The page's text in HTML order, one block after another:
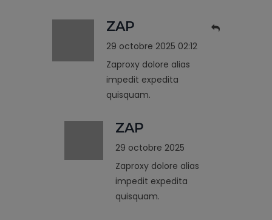
ZAP
29 octobre 2025 02:12
Zaproxy dolore alias
impedit expedita
quisquam.
ZAP
29 octobre 2025
Zaproxy dolore alias
impedit expedita
quisquam.